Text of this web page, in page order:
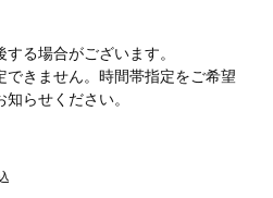
る場合がございます。
できません。時間帯指定をご希望
らせください。